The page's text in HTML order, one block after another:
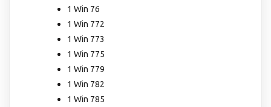
1 Win 76
1 Win 772
1 Win 773
1 Win 775
1 Win 779
1 Win 782
1 Win 785